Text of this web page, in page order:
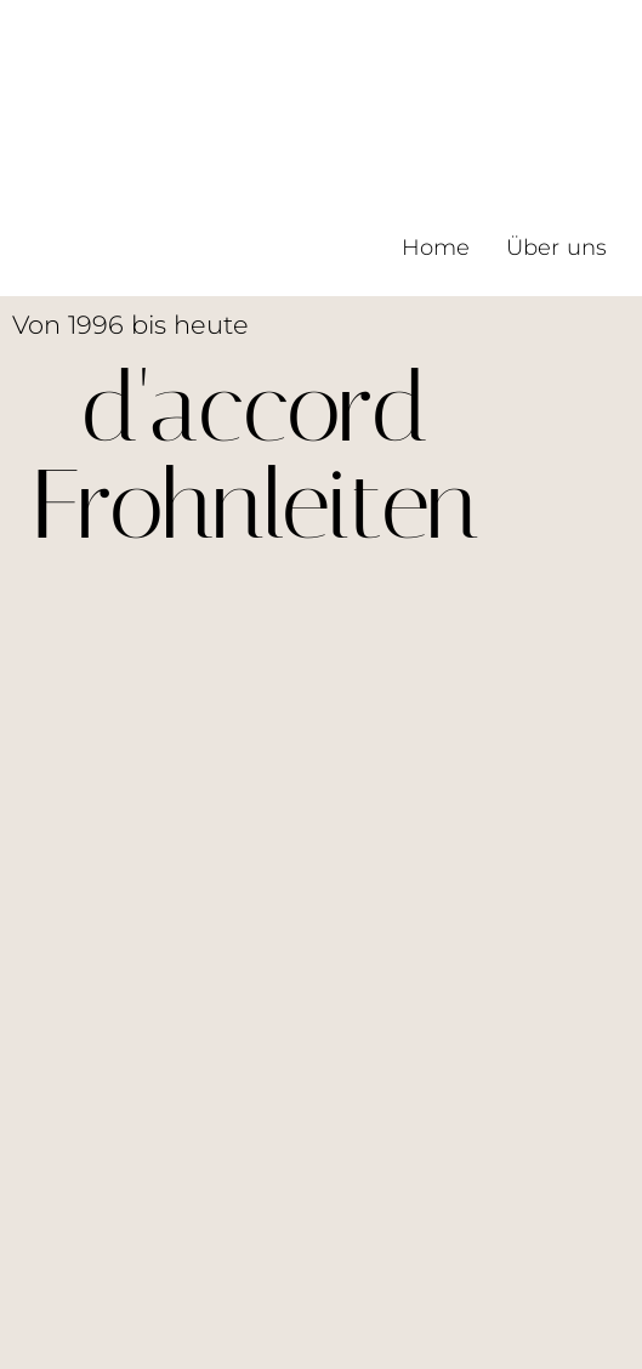
Home Über uns
Von 1996 bis heute
d'accord
Frohnleiten